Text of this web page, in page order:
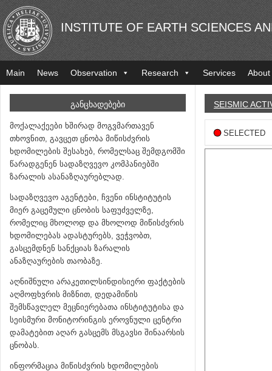
INSTITUTE OF EARTH SCIENCES
Main News Observation Research Services About
ᲒᲐᲜᲪᲮᲐᲓᲔᲑᲔᲑᲘ
მოქალაქეები ხშირად მოგვმართავენ
თხოვნით, გავცეთ ცნობა მიწისძვრის
ხდომილების შესახებ, რომელსაც შემდგომში
წარადგენენ სადაზღვევო კომპანიებში
ზარალის ასანაზღაურებლად.
სადაზღვევო აგენტები, ჩვენი ინსტიტუტის
მიერ გაცემული ცნობის საფუძველზე,
რომელიც მხოლოდ და მხოლოდ მიწისძვრის
ხდომილებას ადასტურებს, ვეჭვობთ,
გასცემდნენ სანქციას ზარალის
ანაზღაურების თაობაზე.
აღნიშნული არაკეთილსინდისიერი ფაქტების
აღმოფხვრის მიზნით, დედამიწის
შემსწავლელ მეცნიერებათა ინსტიტუტისა და
სეისმური მონიტორინგის ეროვნული ცენტრი
დამატებით აღარ გასცემს მსგავსი შინაარსის
ცნობას.
ინფორმაცია მიწისძვრის ხდომილების
SEISMIC
SELECTED